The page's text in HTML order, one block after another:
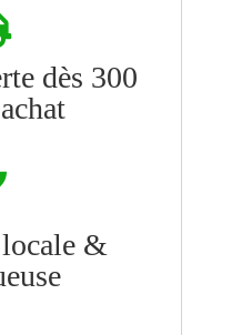
dès 300
&